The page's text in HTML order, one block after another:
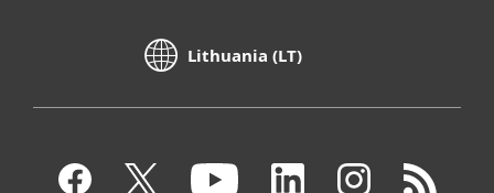
Lithuania (LT)